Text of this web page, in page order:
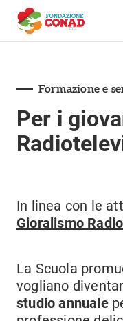
Formazione e
Per i
In linea con le
Gioralismo
La Scuola
vogliano
studio annuale